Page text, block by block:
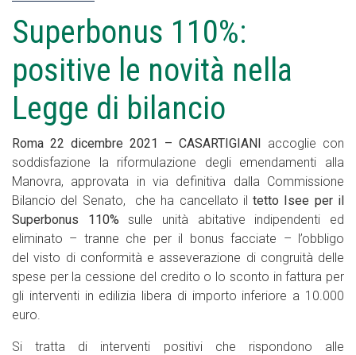
Superbonus 110%:
positive le novità nella
Legge di bilancio
Roma 22 dicembre 2021 – CASARTIGIANI accoglie con
soddisfazione la riformulazione degli emendamenti alla
Manovra, approvata in via definitiva dalla Commissione
Bilancio del Senato, che ha cancellato il tetto Isee per il
Superbonus 110% sulle unità abitative indipendenti ed
eliminato – tranne che per il bonus facciate – l’obbligo
del visto di conformità e asseverazione di congruità delle
spese per la cessione del credito o lo sconto in fattura per
gli interventi in edilizia libera di importo inferiore a 10.000
euro.
Si tratta di interventi positivi che rispondono alle